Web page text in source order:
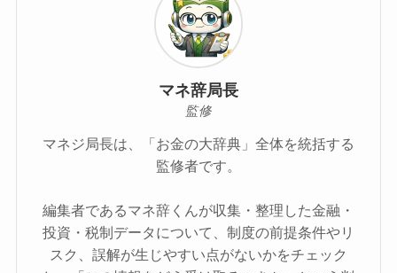
マネ辞局長
監修
マネジ局長は、「お金の大辞典」全体を統括する
監修者です。
編集者であるマネ辞くんが収集・整理した金融・
投資・税制データについて、制度の前提条件やリ
スク、誤解が生じやすい点がないかをチェック